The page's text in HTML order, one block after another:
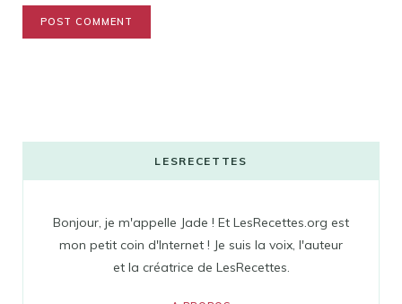
LESRECETTES
Bonjour, je m'appelle Jade ! Et LesRecettes.org est
mon petit coin d'Internet ! Je suis la voix, l'auteur
et la créatrice de LesRecettes.